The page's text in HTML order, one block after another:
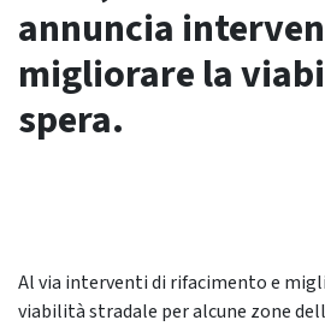
annuncia
migliorare la
spera.
Al via interventi di rifacimento e
viabilità stradale per alcune zone